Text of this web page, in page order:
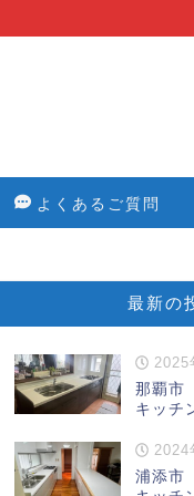
よくあるご質問
最新の
2025
那覇
キッチ
2024
浦添市